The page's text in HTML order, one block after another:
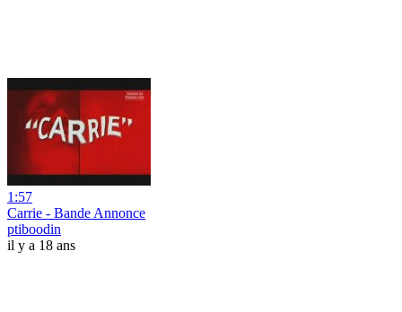
1:57
Carrie - Bande Annonce
ptiboodin
il y a 18 ans